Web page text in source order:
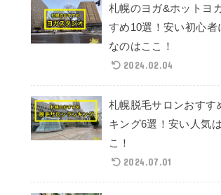
札幌のヨガ&ホットヨ
すめ10選！安い初心者
なのはここ！
2024.02.04
札幌脱毛サロンおすす
キング6選！安い人気
こ！
2024.07.01